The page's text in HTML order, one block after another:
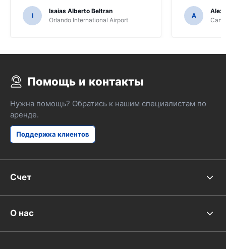
обращаться к ним
I
Isaias Alberto Beltran
Orlando International Airport
A
Alex
Помощь и контакты
Нужна помощь? Обратись к нашим специалистам по
аренде.
Поддержка клиентов
Счет
О нас